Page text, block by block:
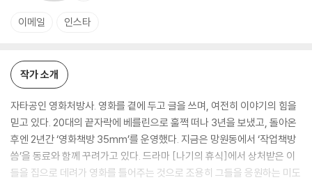
이메일 인스타
작가 소개
자타공인 영화처방사. 영화를 곁에 두고 글을 쓰며, 여전히 이야기의 힘을
믿고 있다. 20대의 끝자락에 베를린으로 훌쩍 떠나 3년을 보냈고, 돌아온
후엔 2년간 ‘영화책방 35mm’를 운영했다. 지금은 망원동에서 ‘작업책방
씀’을 동료와 함께 꾸려가고 있다. 드라마 [나기의 휴식]에서 상처받은 이
들을 집으로 데려가 영화를 틀어주는 것으로 조용히 그들을 응원하는 미도